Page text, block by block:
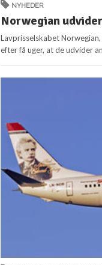
NYHEDER
Norwegian
Lavprisselskabet
efter få uger, at de udvider